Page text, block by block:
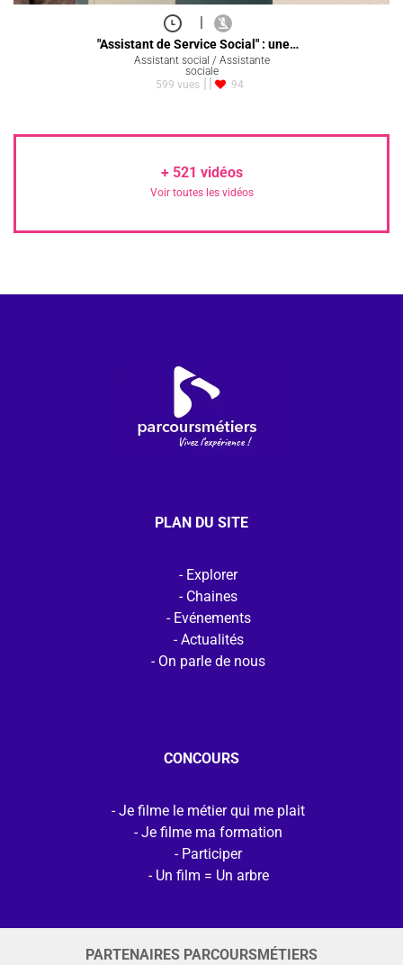
"Assistant de Service Social" : une…
Assistant social / Assistante
sociale
599 vues
94
+ 521 vidéos
Voir toutes les vidéos
PLAN DU SITE
Explorer
Chaines
Evénements
Actualités
On parle de nous
CONCOURS
Je filme le métier qui me plait
Je filme ma formation
Participer
Un film = Un arbre
PARTENAIRES PARCOURSMÉTIERS